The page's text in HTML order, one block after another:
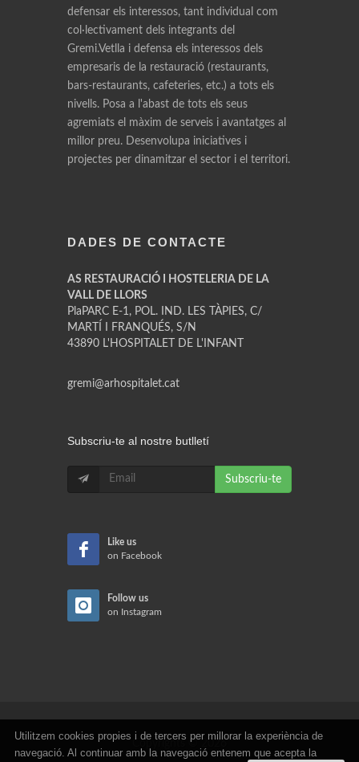
defensar els interessos, tant individual com
col·lectivament dels integrants del
Gremi.Vetlla i defensa els interessos dels
empresaris de la restauració (restaurants,
bars-restaurants, cafeteries, etc.) a tots els
nivells. Posa a l'abast de tots els seus
agremiats el màxim de serveis i avantatges al
millor preu. Desenvolupa iniciatives i
projectes per dinamitzar el sector i el territori.
DADES DE CONTACTE
AS RESTAURACIÓ I HOSTELERIA DE LA
VALL DE LLORS
PlaPARC E-1, POL. IND. LES TÀPIES, C/
MARTÍ I FRANQUÉS, S/N
43890 L'HOSPITALET DE L'INFANT
gremi@arhospitalet.cat
Subscriu-te al nostre butlletí
Subscriu-te
Like us
on Facebook
Follow us
on Instagram
Copyrights © 2026
Utilitzem cookies propies i de tercers per millorar la experiència de
navegació. Al continuar amb la navegació entenem que acepta la